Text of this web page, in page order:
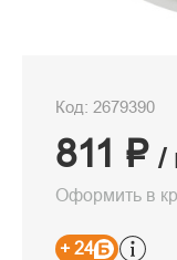
Код: 2679390
811 ₽ /
Оформить в
+ 24